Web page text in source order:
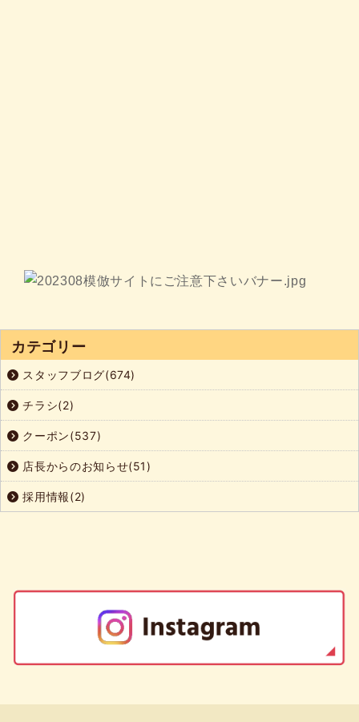
カテゴリー
スタッフブログ(674)
チラシ(2)
クーポン(537)
店長からのお知らせ(51)
採用情報(2)